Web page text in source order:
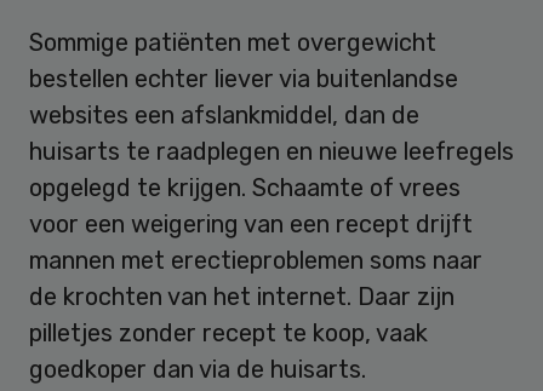
Sommige patiënten met overgewicht
bestellen echter liever via buitenlandse
websites een afslankmiddel, dan de
huisarts te raadplegen en nieuwe leefregels
opgelegd te krijgen. Schaamte of vrees
voor een weigering van een recept drijft
mannen met erectieproblemen soms naar
de krochten van het internet. Daar zijn
pilletjes zonder recept te koop, vaak
goedkoper dan via de huisarts.